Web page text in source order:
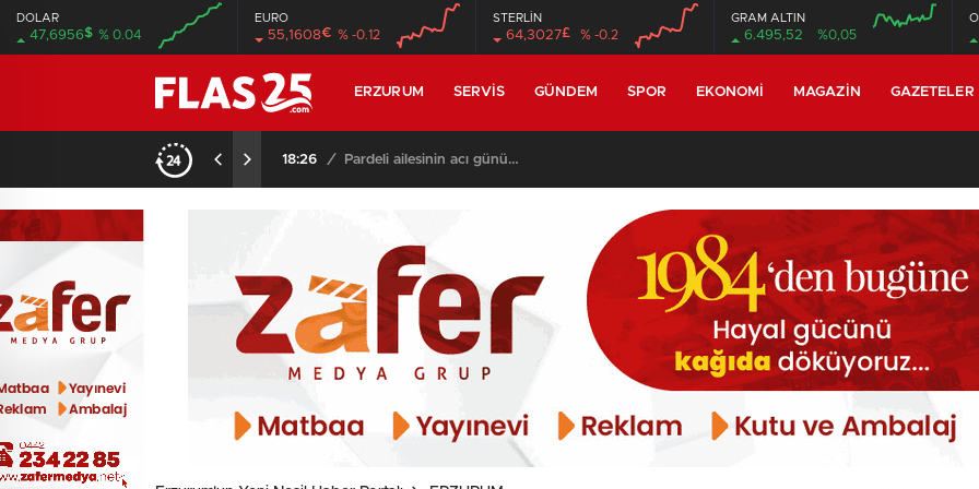
DOLAR
47,6956$ % 0.04
EURO
55,1608€ % -0.12
STERLİN
64,3027£ % -0.2
GRAM ALTIN
6.495,52 %0,05
ERZURUM SERVIS GÜNDEM SPOR EKONOMI MAGAZIN GAZETELER
18:26 / Pardeli ailesinin acı günü…